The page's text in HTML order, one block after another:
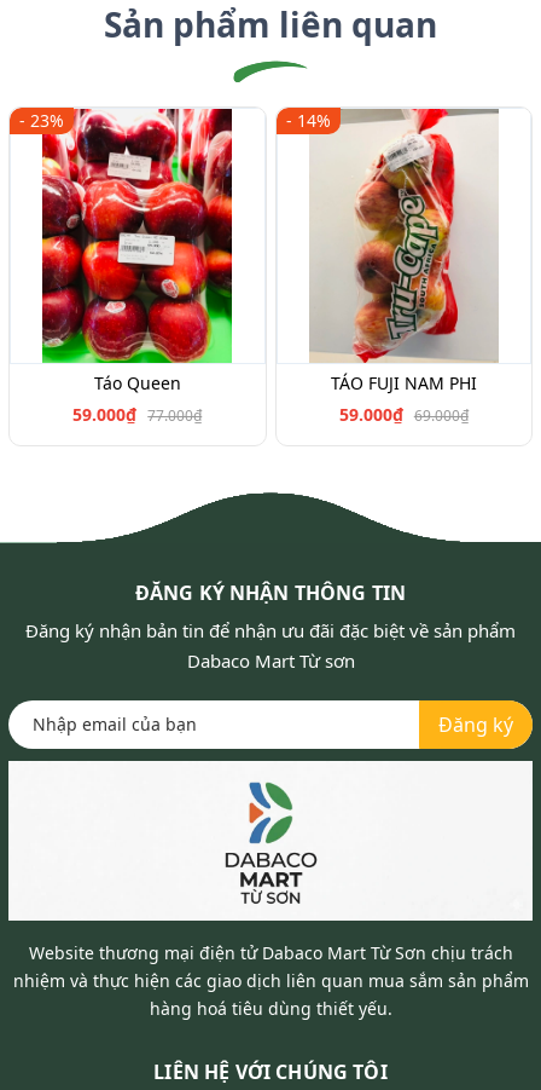
Sản phẩm liên quan
- 23%
Táo Queen
59.000₫ 77.000₫
- 14%
TÁO FUJI NAM PHI
59.000₫ 69.000₫
ĐĂNG KÝ NHẬN THÔNG TIN
Đăng ký nhận bản tin để nhận ưu đãi đặc biệt về sản phẩm
Dabaco Mart Từ sơn
Đăng ký
Website thương mại điện tử Dabaco Mart Từ Sơn chịu trách
nhiệm và thực hiện các giao dịch liên quan mua sắm sản phẩm
hàng hoá tiêu dùng thiết yếu.
LIÊN HỆ VỚI CHÚNG TÔI